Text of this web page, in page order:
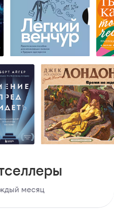
месяц